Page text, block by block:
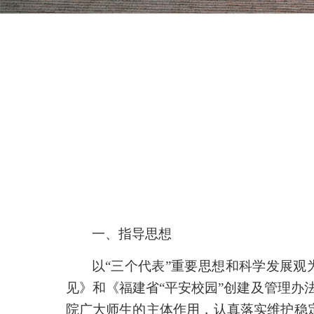
一、指导思想
以“三个代表”重要思想和科学发展
见》和《福建省“平安校园”创建及管理
院广大师生的主体作用，认真落实维护